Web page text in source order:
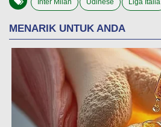
Inter Milan Udinese Liga Italia